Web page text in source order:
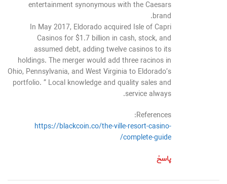
entertainment synonymous with the Caesars
brand.
In May 2017, Eldorado acquired Isle of Capri
Casinos for $1.7 billion in cash, stock, and
assumed debt, adding twelve casinos to its
holdings. The merger would add three racinos in
Ohio, Pennsylvania, and West Virginia to Eldorado’s
portfolio. ” Local knowledge and quality sales and
service always.
References:
https://blackcoin.co/the-ville-resort-casino-
complete-guide/
پاسخ